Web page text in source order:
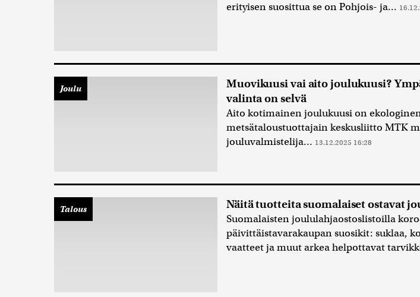
erityisen suosittua se on Pohjois- ja...
Joulu
Muovikuusi vai aito joulukuusi?
valinta on selvä
Aito kotimainen joulukuusi on
metsätaloustuottajain keskusliitto MTK
jouluvalmistelija... 13.12.2025 16:28
Talous Näitä tuotteita suomalaiset ostavat
Suomalaisten joululahjaostoslistoilla
päivittäistavarakaupan suosikit: suklaa,
vaatteet ja muut arkea helpottavat